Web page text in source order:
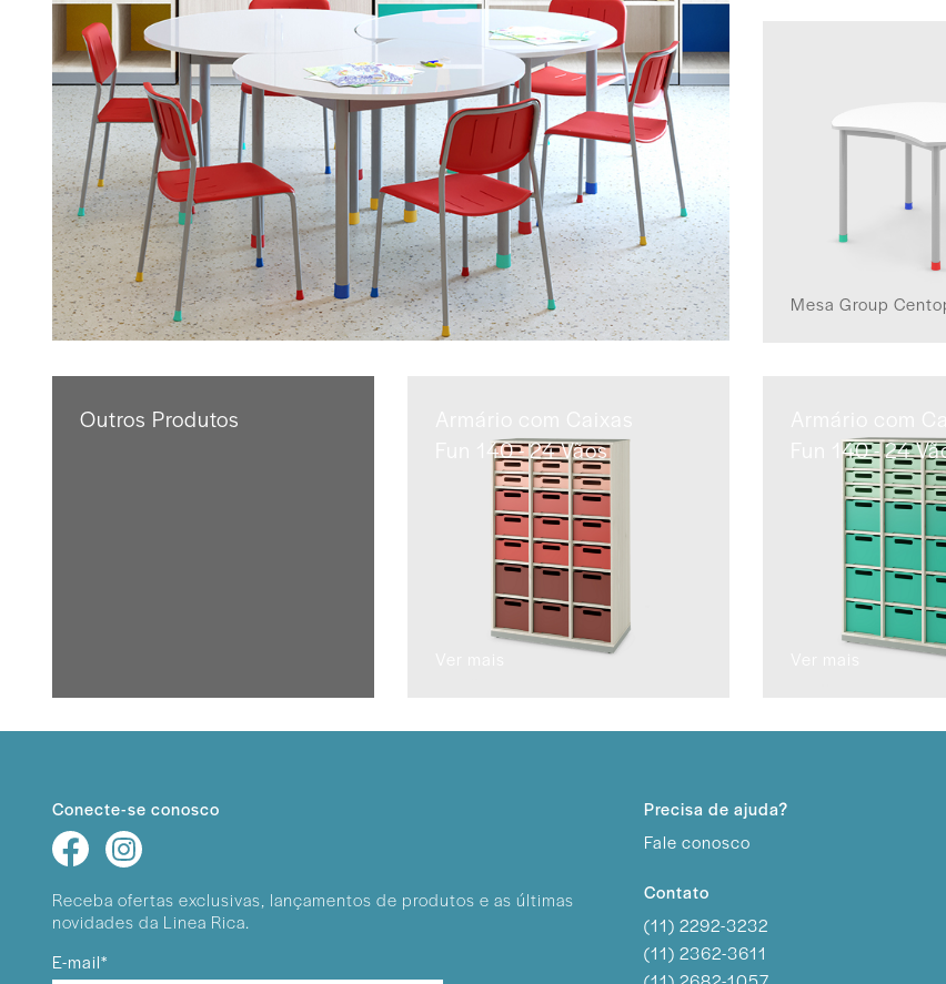
Mesa Group
Outros Produtos
Fun 140 - 24 Vãos
Fun 140 - 24
Conecte-se conosco
Receba ofertas exclusivas, lançamentos de produtos e as últimas
novidades da Linea Rica.
E-mail*
Precisa de ajuda?
Fale conosco
Contato
(11) 2292-3232
(11) 2362-3611